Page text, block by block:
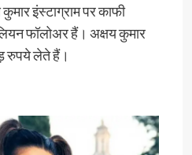
इंस्टाग्राम पर काफी
फॉलोअर हैं। अक्षय कुमार
रुपये लेते हैं।